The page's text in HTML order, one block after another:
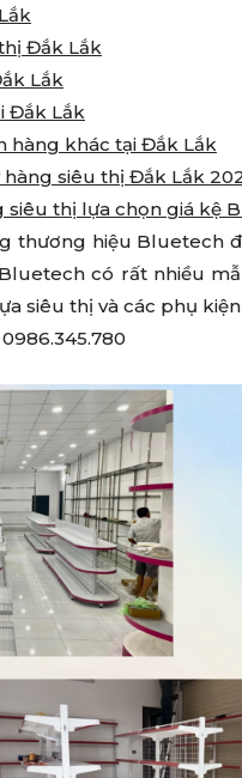
Đắk Lắk
Lắk
Đắk Lắk
hàng khác tại Đắk Lắk
siêu thị Đắk Lắk
siêu thị lựa chọn giá kệ
thương hiệu Bluetech
có rất nhiều
siêu thị và các phụ